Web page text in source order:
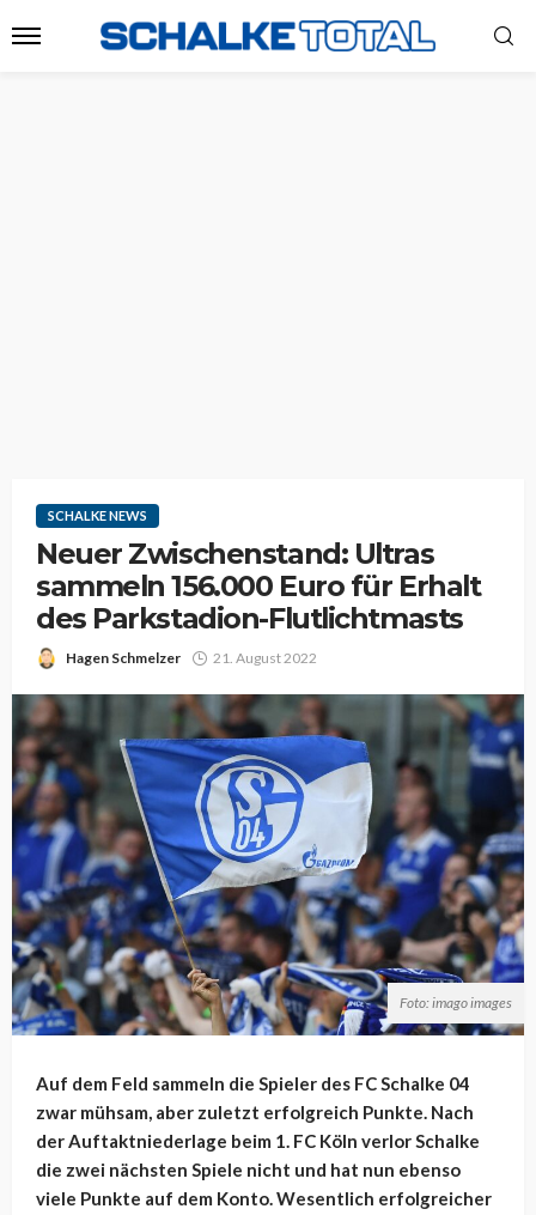
SCHALKE NEWS
Neuer Zwischenstand: Ultras
sammeln 156.000 Euro für Erhalt
des Parkstadion-Flutlichtmasts
Hagen Schmelzer 21. August 2022
Foto: imago images
Auf dem Feld sammeln die Spieler des FC Schalke 04
zwar mühsam, aber zuletzt erfolgreich Punkte. Nach
der Auftaktniederlage beim 1. FC Köln verlor Schalke
die zwei nächsten Spiele nicht und hat nun ebenso
viele Punkte auf dem Konto. Wesentlich erfolgreicher